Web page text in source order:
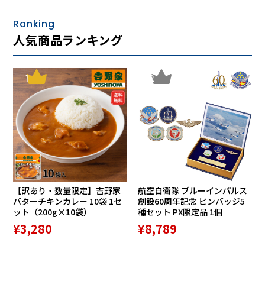
外側正面にはオープンポケットが2つ。サッと出し入れしや
すいのでスマートフォンやパスケースなどの収納に便利で
軽量で持ちやすい。お出かけの足取りも軽快に
Ranking
人気商品ランキング
1
【訳あり・数量限定】吉野家
バターチキンカレー 10袋 1セ
ット（200g×10袋）
¥3,280
2
航空自衛隊 ブルーインパルス
創設60周年記念 ピンバッジ5
種セット PX限定品 1個
¥8,789